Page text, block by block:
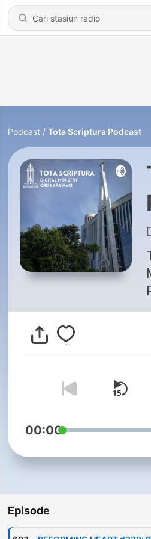
Podcast Tota Scriptura Podcast
00:00
Episode